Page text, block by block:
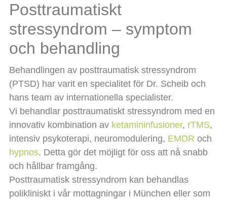
Posttraumatiskt
stressyndrom – symptom
och behandling
Behandlingen av posttraumatisk stressyndrom
(PTSD) har varit en specialitet för Dr. Scheib och
hans team av internationella specialister.
Vi behandlar posttraumatiskt stressyndrom med en
innovativ kombination av ketamininfusioner, rTMS,
intensiv psykoterapi, neuromodulering, EMDR och
hypnos. Detta gör det möjligt för oss att nå snabb
och hållbar framgång.
Posttraumatisk stressyndrom kan behandlas
polikliniskt i vår mottagningar i München eller som